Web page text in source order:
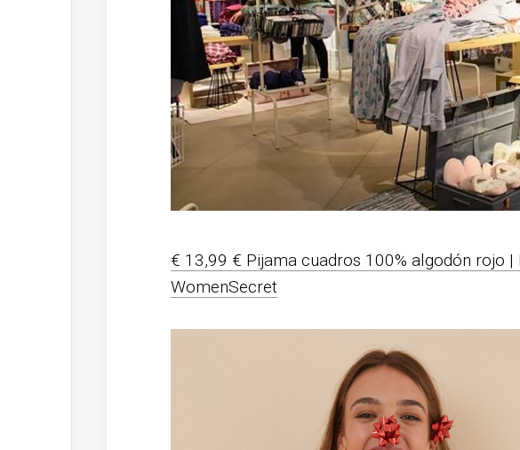
€ 13,99 € Pijama cuadros 100% algodón rojo
WomenSecret